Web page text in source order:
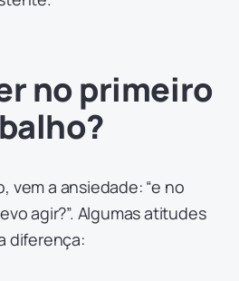
no primeiro
vem a ansiedade: “e no
agir?”. Algumas atitudes
diferença: